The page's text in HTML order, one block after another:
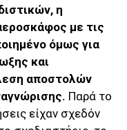
η
με τις
όμως για
και
αποστολών
Παρά το
είχαν σχεδόν